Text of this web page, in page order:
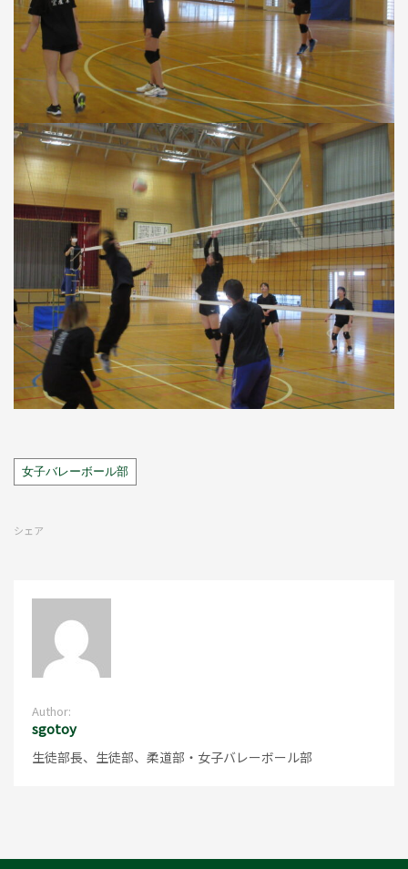
Tags
女子バレーボール部
シェア
Author:
sgotoy
生徒部長、生徒部、柔道部・女子バレーボール部